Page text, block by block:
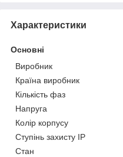
Характеристики
Основні
Виробник
Країна виробник
Кількість фаз
Напруга
Колір корпусу
Ступінь захисту IP
Стан